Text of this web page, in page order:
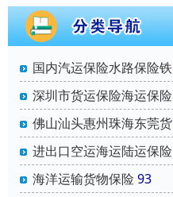
国内汽运保险水路保险铁
深圳市货运保险海运保险
佛山汕头惠州珠海东莞货
进出口空运海运陆运保险
海洋运输货物保险 93